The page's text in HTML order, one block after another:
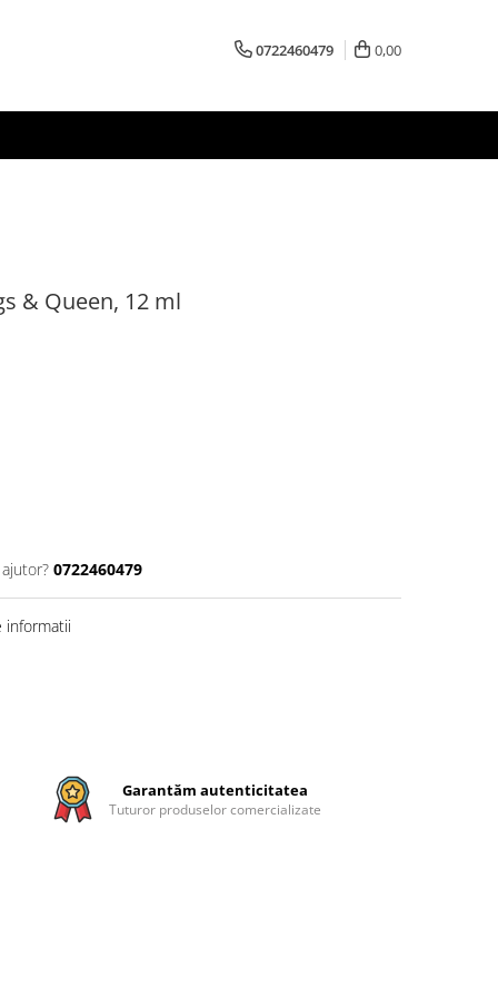
0722460479 0,00
& Queen, 12 ml
0722460479
informatii
Garantăm autenticitatea
Tuturor produselor comercializate